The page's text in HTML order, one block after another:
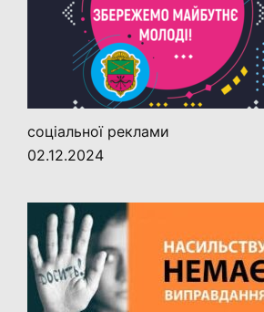
соціальної реклами
02.12.2024